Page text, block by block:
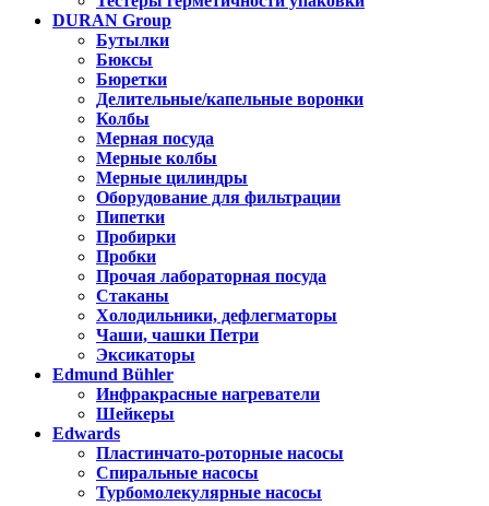
DURAN Group
Бутылки
Бюксы
Бюретки
Делительные/капельные воронки
Колбы
Мерная посуда
Мерные колбы
Мерные цилиндры
Оборудование для фильтрации
Пипетки
Пробирки
Пробки
Прочая лабораторная посуда
Стаканы
Холодильники, дефлегматоры
Чаши, чашки Петри
Эксикаторы
Edmund Bühler
Инфракрасные нагреватели
Шейкеры
Edwards
Пластинчато-роторные насосы
Спиральные насосы
Турбомолекулярные насосы